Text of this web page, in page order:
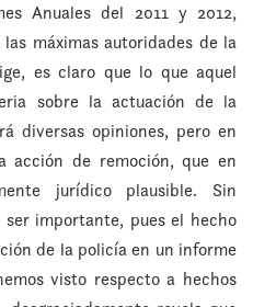
Anuales del 2011 y 2012,
máximas autoridades de la
es claro que lo que aquel
sobre la actuación de la
diversas opiniones, pero en
acción de remoción, que en
jurídico plausible. Sin
importante, pues el hecho
de la policía en un informe
visto respecto a hechos